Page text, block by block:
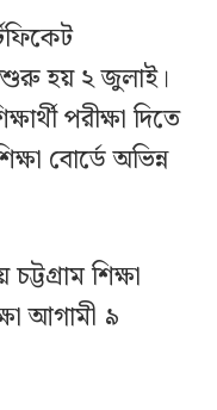
হয় ২ জুলাই।
পরীক্ষা দিতে
বোর্ডে অভিন্ন
শিক্ষা
আগামী ৯